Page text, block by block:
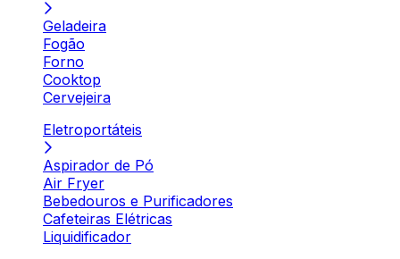
Geladeira
Fogão
Forno
Cooktop
Cervejeira
Eletroportáteis
Aspirador de Pó
Air Fryer
Bebedouros e Purificadores
Cafeteiras Elétricas
Liquidificador